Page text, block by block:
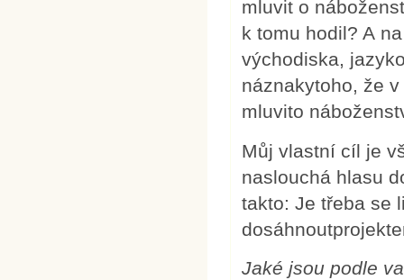
mluvit o
k tomu hodil? A
východiska,
náznakytoho, že
mluvito
Můj vlastní cíl je
naslouchá hlasu
takto: Je třeba se
Jaké jsou podle